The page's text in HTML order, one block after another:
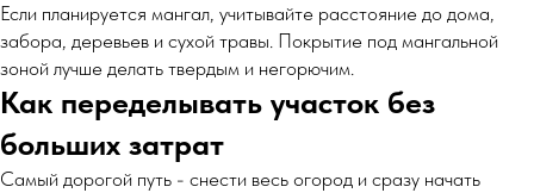
Если планируется мангал, учитывайте расстояние до дома,
забора, деревьев и сухой травы. Покрытие под мангальной
зоной лучше делать твердым и негорючим.
Как переделывать участок без
больших затрат
Самый дорогой путь - снести весь огород и сразу начать